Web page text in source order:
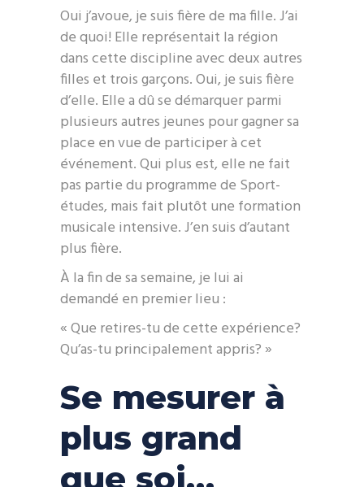
Oui j’avoue, je suis fière de ma fille. J’ai
de quoi! Elle représentait la région
dans cette discipline avec deux autres
filles et trois garçons. Oui, je suis fière
d’elle. Elle a dû se démarquer parmi
plusieurs autres jeunes pour gagner sa
place en vue de participer à cet
événement. Qui plus est, elle ne fait
pas partie du programme de Sport-
études, mais fait plutôt une formation
musicale intensive. J’en suis d’autant
plus fière.
À la fin de sa semaine, je lui ai
demandé en premier lieu :
« Que retires-tu de cette expérience?
Qu’as-tu principalement appris? »
Se mesurer à
plus grand
que soi…